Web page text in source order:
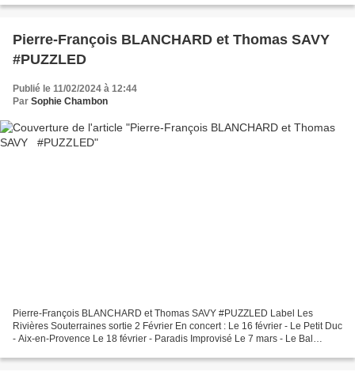
Pierre-François BLANCHARD et Thomas SAVY
#PUZZLED
Publié le 11/02/2024 à 12:44
Par Sophie Chambon
Pierre-François BLANCHARD et Thomas SAVY #PUZZLED Label Les
Rivières Souterraines sortie 2 Février En concert : Le 16 février - Le Petit Duc
- Aix-en-Provence Le 18 février - Paradis Improvisé Le 7 mars - Le Bal